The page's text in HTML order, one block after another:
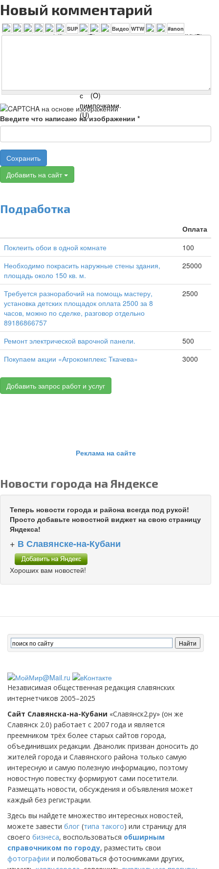
Новый комментарий
Введите что написано на изображении *
Сохранить
Добавить на сайт
Подработка
Оплата
Поклеить обои в одной комнате
100
Необходимо покрасить наружные стены здания,
площадь около 150 кв. м.
25000
Требуется разнорабочий на помощь мастеру,
установка детских площадок оплата 2500 за 8
часов, можно по сделке, разговор отдельно
89186866757
2500
Ремонт электрической варочной панели.
500
Покупаем акции «Агрокомплекс Ткачева»
3000
Добавить запрос работ и услуг
Реклама на сайте
Новости города на Яндексе
Теперь новости города и района всегда под рукой!
Просто добавьте новостной виджет на свою страницу
Яндекса!
+ В Славянске-на-Кубани
Хороших вам новостей!
Независимая общественная редакция славянских
интернетчиков 2005–2025
Сайт Славянска-на-Кубани «Славянск2.ру» (он же
Славянск 2.0) работает с 2007 года и является
преемником трёх более старых сайтов города,
объединивших редакции. Дванолик призван доносить до
жителей города и Славянского района только самую
интересную и самую полезную информацию, поэтому
новостную повестку формируют сами посетители.
Размещать новости, обсуждения и объявления может
каждый без регистрации.
Здесь вы найдете множество интересных новостей,
можете завести блог (типа такого) или страницу для
своего бизнеса, воспользоваться обширным
справочником по городу, разместить свои
фотографии и полюбоваться фотоснимками других,